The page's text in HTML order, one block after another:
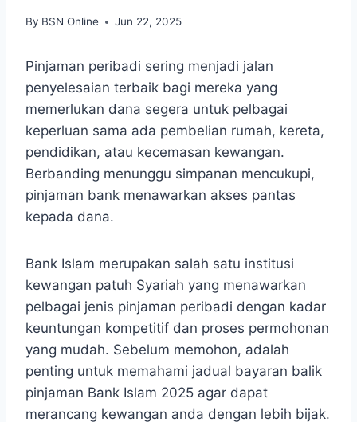
By BSN Online Jun 22, 2025
Pinjaman peribadi sering menjadi jalan
penyelesaian terbaik bagi mereka yang
memerlukan dana segera untuk pelbagai
keperluan sama ada pembelian rumah, kereta,
pendidikan, atau kecemasan kewangan.
Berbanding menunggu simpanan mencukupi,
pinjaman bank menawarkan akses pantas
kepada dana.
Bank Islam merupakan salah satu institusi
kewangan patuh Syariah yang menawarkan
pelbagai jenis pinjaman peribadi dengan kadar
keuntungan kompetitif dan proses permohonan
yang mudah. Sebelum memohon, adalah
penting untuk memahami jadual bayaran balik
pinjaman Bank Islam 2025 agar dapat
merancang kewangan anda dengan lebih bijak.